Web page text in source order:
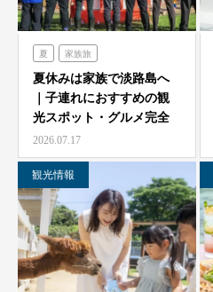
夏 家族旅
農家レストラン「陽・燦燦」
シェフガーデン
ニジゲンノモリ
夏休みは家族で淡路島へ
｜子連れにおすすめの観
光スポット・グルメ完全
ガイド
2026.07.17
観光情報